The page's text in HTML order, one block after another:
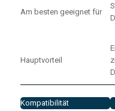
Am besten geeignet für
Hauptvorteil
Kompatibilität